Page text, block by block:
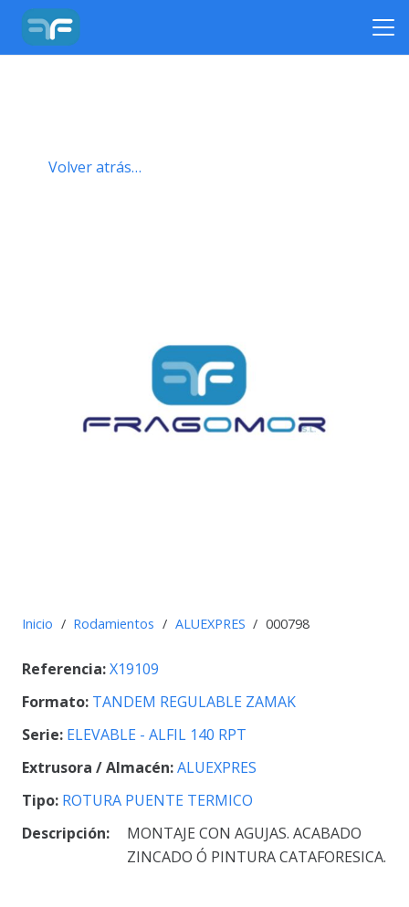
Volver atrás…
Inicio / Rodamientos / ALUEXPRES / 000798
Referencia:X19109
Formato: TANDEM REGULABLE ZAMAK
Serie: ELEVABLE - ALFIL 140 RPT
Extrusora / Almacén:ALUEXPRES
Tipo: ROTURA PUENTE TERMICO
Descripción:
MONTAJE CON AGUJAS. ACABADO
ZINCADO Ó PINTURA CATAFORESICA.